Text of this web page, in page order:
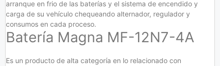
arranque en frio de las baterías y el sistema de encendido y
carga de su vehículo chequeando alternador, regulador y
consumos en cada proceso.
Batería Magna MF-12N7-4A
Es un producto de alta categoría en lo relacionado con